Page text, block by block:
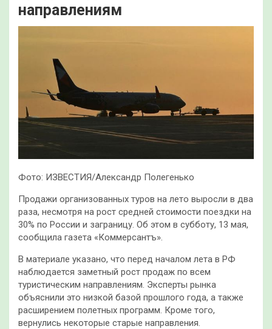
направлениям
Фото: ИЗВЕСТИЯ/Александр Полегенько
Продажи организованных туров на лето выросли в два
раза, несмотря на рост средней стоимости поездки на
30% по России и заграницу. Об этом в субботу, 13 мая,
сообщила газета «Коммерсантъ».
В материале указано, что перед началом лета в РФ
наблюдается заметный рост продаж по всем
туристическим направлениям. Эксперты рынка
объяснили это низкой базой прошлого года, а также
расширением полетных программ. Кроме того,
вернулись некоторые старые направления.